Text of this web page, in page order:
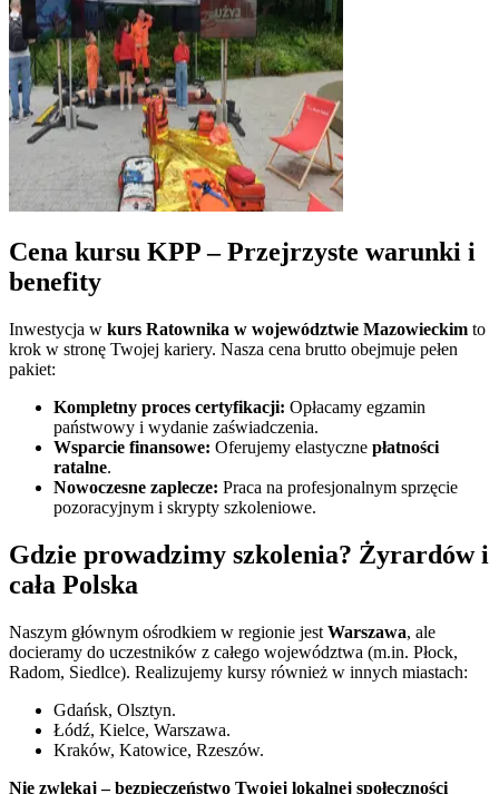
Cena kursu KPP – Przejrzyste warunki i
benefity
Inwestycja w kurs Ratownika w województwie Mazowieckim to
krok w stronę Twojej kariery. Nasza cena brutto obejmuje pełen
pakiet:
Kompletny proces certyfikacji: Opłacamy egzamin
państwowy i wydanie zaświadczenia.
Wsparcie finansowe: Oferujemy elastyczne płatności
ratalne.
Nowoczesne zaplecze: Praca na profesjonalnym sprzęcie
pozoracyjnym i skrypty szkoleniowe.
Gdzie prowadzimy szkolenia? Żyrardówi
cała Polska
Naszym głównym ośrodkiem w regionie jest Warszawa, ale
docieramy do uczestników z całego województwa (m.in. Płock,
Radom, Siedlce). Realizujemy kursy również w innych miastach:
Gdańsk, Olsztyn.
Łódź, Kielce, Warszawa.
Kraków, Katowice, Rzeszów.
Nie zwlekaj – bezpieczeństwo Twojej lokalnej społeczności